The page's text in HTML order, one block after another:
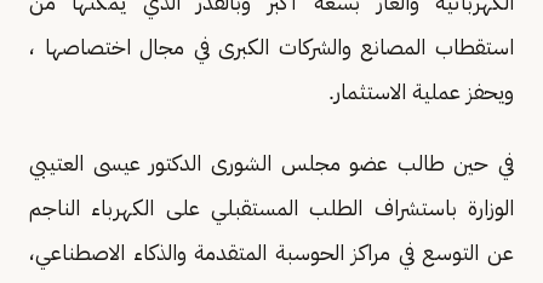
استقطاب المصانع والشركات الكبرى في مجال اختصاصها ،
ويحفز عملية الاستثمار.
في حين طالب عضو مجلس الشورى الدكتور عيسى العتيبي
الوزارة باستشراف الطلب المستقبلي على الكهرباء الناجم
عن التوسع في مراكز الحوسبة المتقدمة والذكاء الاصطناعي،